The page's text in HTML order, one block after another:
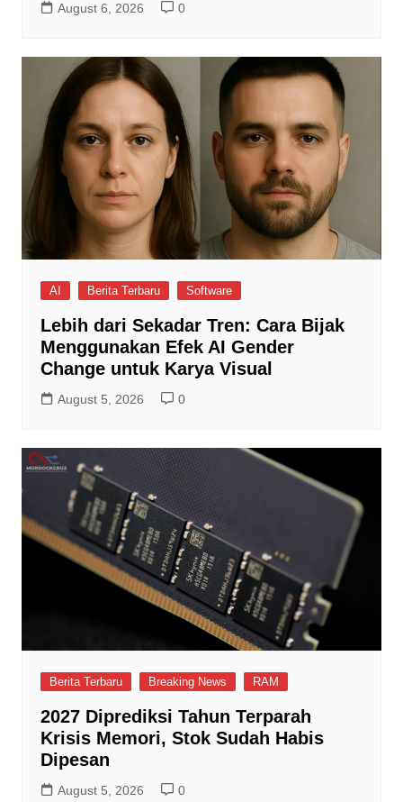
August 6, 2026 0
AI Berita Terbaru Software
Lebih dari Sekadar Tren: Cara Bijak
Menggunakan Efek AI Gender
Change untuk Karya Visual
August 5, 2026 0
Berita Terbaru Breaking News RAM
2027 Diprediksi Tahun Terparah
Krisis Memori, Stok Sudah Habis
Dipesan
August 5, 2026 0